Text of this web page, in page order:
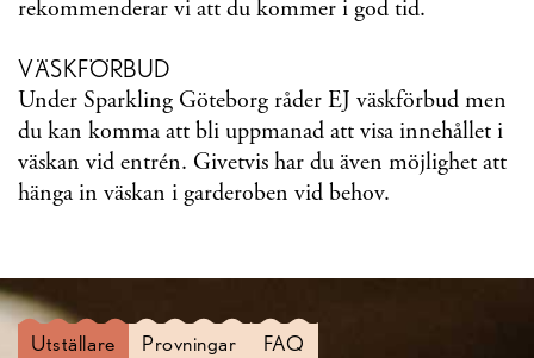
rekommenderar vi att du kommer i god tid.
VÄSKFÖRBUD
Under Sparkling Göteborg råder EJ väskförbud men
du kan komma att bli uppmanad att visa innehållet i
väskan vid entrén. Givetvis har du även möjlighet att
hänga in väskan i garderoben vid behov.
Utställare Provningar FAQ